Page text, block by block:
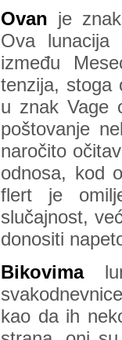
Ovan je
Ova
između
tenzija, stoga
u znak Vage
poštovanje
naročito
odnosa, kod
flert je
slučajnost,
donositi
Bikovima
kao da ih